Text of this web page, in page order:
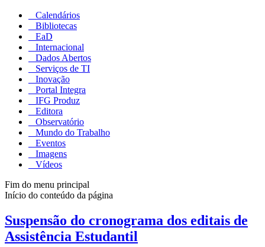
Calendários
Bibliotecas
EaD
Internacional
Dados Abertos
Serviços de TI
Inovação
Portal Integra
IFG Produz
Editora
Observatório
Mundo do Trabalho
Eventos
Imagens
Vídeos
Fim do menu principal
Início do conteúdo da página
Suspensão do cronograma dos editais de
Assistência Estudantil